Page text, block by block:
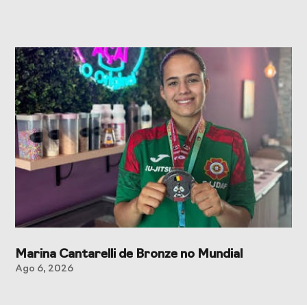
Marina Cantarelli de Bronze no Mundial
Ago 6, 2026